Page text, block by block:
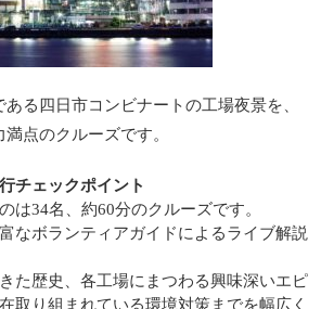
る四日市コンビナートの工場夜景を、
点のクルーズです。
チェックポイント
は34名、約60分のクルーズです。
なボランティアガイドによるライブ解説
た歴史、各工場にまつわる興味深いエピ
取り組まれている環境対策までを幅広く